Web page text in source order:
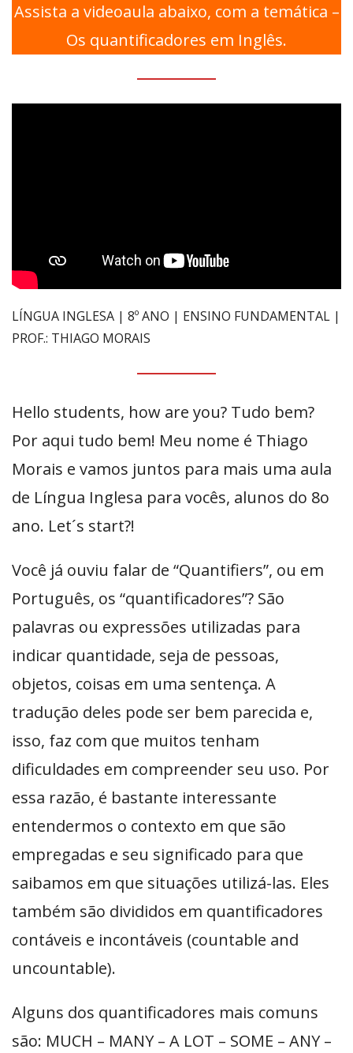
Assista a videoaula abaixo, com a temática –
Os quantificadores em Inglês.
LÍNGUA INGLESA | 8º ANO | ENSINO FUNDAMENTAL |
PROF.: THIAGO MORAIS
Hello students, how are you? Tudo bem?
Por aqui tudo bem! Meu nome é Thiago
Morais e vamos juntos para mais uma aula
de Língua Inglesa para vocês, alunos do 8o
ano. Let´s start?!
Você já ouviu falar de “Quantifiers”, ou em
Português, os “quantificadores”? São
palavras ou expressões utilizadas para
indicar quantidade, seja de pessoas,
objetos, coisas em uma sentença. A
tradução deles pode ser bem parecida e,
isso, faz com que muitos tenham
dificuldades em compreender seu uso. Por
essa razão, é bastante interessante
entendermos o contexto em que são
empregadas e seu significado para que
saibamos em que situações utilizá-las. Eles
também são divididos em quantificadores
contáveis e incontáveis (countable and
uncountable).
Alguns dos quantificadores mais comuns
são: MUCH – MANY – A LOT – SOME – ANY –